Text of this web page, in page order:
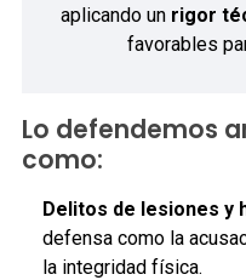
aplicando un rigor
favorables
Lo defendemos
como:
Delitos de lesiones y
defensa como la
la integridad física.